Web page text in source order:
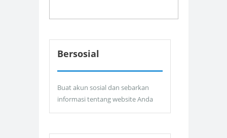
Bersosial
Buat akun sosial dan sebarkan
informasi tentang website Anda